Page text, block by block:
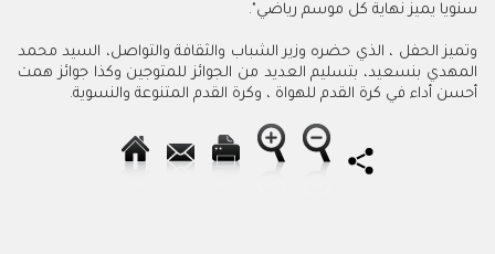
سنويا يميز نهاية كل موسم رياضي".
وتميز الحفل ، الذي حضره وزير الشباب والثقافة والتواصل، السيد محمد
المهدي بنسعيد، بتسليم العديد من الجوائز للمتوجين وكذا جوائز همت
أحسن أداء في كرة القدم للهواة ، وكرة القدم المتنوعة والنسوية.